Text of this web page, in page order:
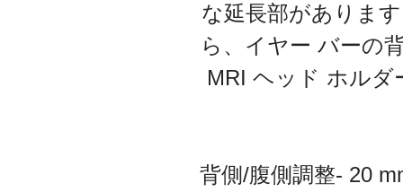
な延長部がありま
ら、イヤー バーの
MRI ヘッド ホルダ
背側/腹側調整- 20